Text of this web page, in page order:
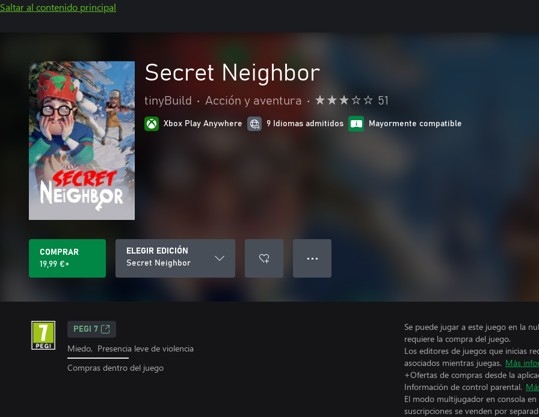
Saltar al contenido principal
Secret Neighbor
tinyBuild • Acción y aventura • 51
Xbox Play Anywhere 9 Idiomas admitidos Mayormente compatible
COMPRAR
19,99 €+
ELEGIR EDICIÓN
Secret Neighbor
● ● ●
PEGI 7
Miedo, Presencia leve de violencia
Compras dentro del juego
Se puede jugar a este juego en la
requiere la compra del juego.
Los editores de juegos que inicias
asociados mientras juegas. Más
+Ofertas de compras desde la
Información de control parental.
El modo multijugador en consola
suscripciones se venden por